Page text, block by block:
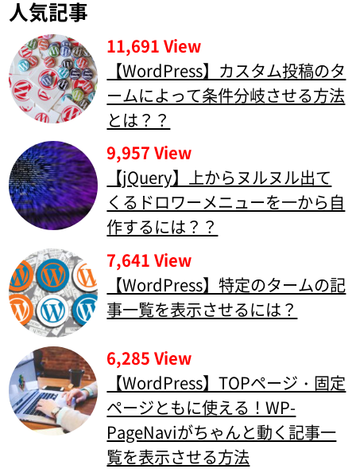
人気記事
11,691 View
【WordPress】カスタム投稿のタ
ームによって条件分岐させる方法
とは？？
9,957 View
【jQuery】上からヌルヌル出て
くるドロワーメニューを一から自
作するには？？
7,641 View
【WordPress】特定のタームの記
事一覧を表示させるには？
6,285 View
【WordPress】TOPページ・固定
ページともに使える！WP-
PageNaviがちゃんと動く記事一
覧を表示させる方法